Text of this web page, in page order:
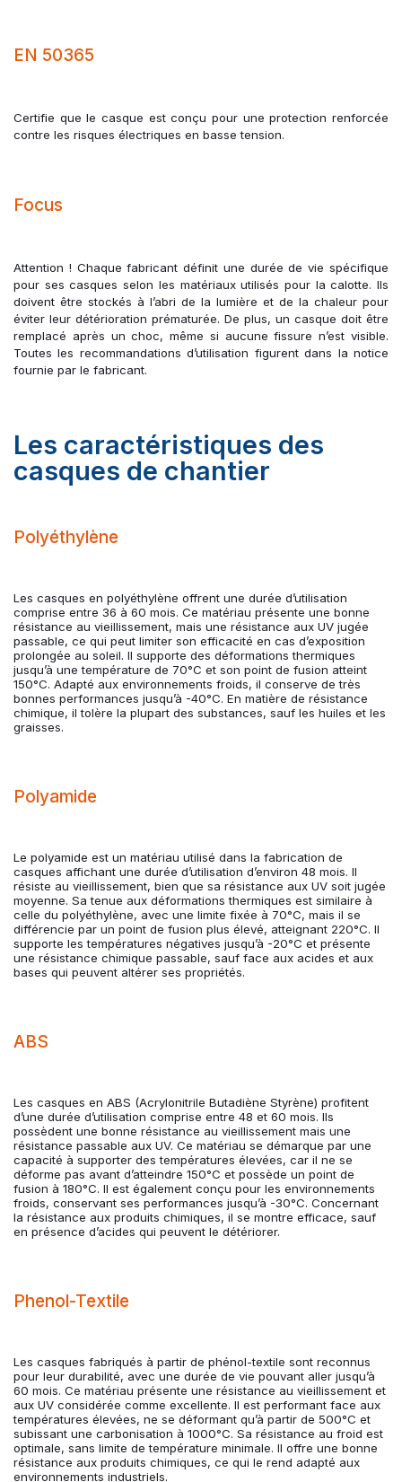
EN 50365
Certifie que le casque est conçu pour une protection renforcée
contre les risques électriques en basse tension.
Focus
Attention ! Chaque fabricant définit une durée de vie spécifique
pour ses casques selon les matériaux utilisés pour la calotte. Ils
doivent être stockés à l’abri de la lumière et de la chaleur pour
éviter leur détérioration prématurée. De plus, un casque doit être
remplacé après un choc, même si aucune fissure n’est visible.
Toutes les recommandations d’utilisation figurent dans la notice
fournie par le fabricant.
Les caractéristiques des
casques de chantier
Polyéthylène
Les casques en polyéthylène offrent une durée d’utilisation
comprise entre 36 à 60 mois. Ce matériau présente une bonne
résistance au vieillissement, mais une résistance aux UV jugée
passable, ce qui peut limiter son efficacité en cas d’exposition
prolongée au soleil. Il supporte des déformations thermiques
jusqu’à une température de 70°C et son point de fusion atteint
150°C. Adapté aux environnements froids, il conserve de très
bonnes performances jusqu’à -40°C. En matière de résistance
chimique, il tolère la plupart des substances, sauf les huiles et les
graisses.
Polyamide
Le polyamide est un matériau utilisé dans la fabrication de
casques affichant une durée d’utilisation d’environ 48 mois. Il
résiste au vieillissement, bien que sa résistance aux UV soit jugée
moyenne. Sa tenue aux déformations thermiques est similaire à
celle du polyéthylène, avec une limite fixée à 70°C, mais il se
différencie par un point de fusion plus élevé, atteignant 220°C. Il
supporte les températures négatives jusqu’à -20°C et présente
une résistance chimique passable, sauf face aux acides et aux
bases qui peuvent altérer ses propriétés.
ABS
Les casques en ABS (Acrylonitrile Butadiène Styrène) profitent
d’une durée d’utilisation comprise entre 48 et 60 mois. Ils
possèdent une bonne résistance au vieillissement mais une
résistance passable aux UV. Ce matériau se démarque par une
capacité à supporter des températures élevées, car il ne se
déforme pas avant d’atteindre 150°C et possède un point de
fusion à 180°C. Il est également conçu pour les environnements
froids, conservant ses performances jusqu’à -30°C. Concernant
la résistance aux produits chimiques, il se montre efficace, sauf
en présence d’acides qui peuvent le détériorer.
Phenol-Textile
Les casques fabriqués à partir de phénol-textile sont reconnus
pour leur durabilité, avec une durée de vie pouvant aller jusqu’à
60 mois. Ce matériau présente une résistance au vieillissement et
aux UV considérée comme excellente. Il est performant face aux
températures élevées, ne se déformant qu’à partir de 500°C et
subissant une carbonisation à 1000°C. Sa résistance au froid est
optimale, sans limite de température minimale. Il offre une bonne
résistance aux produits chimiques, ce qui le rend adapté aux
environnements industriels.